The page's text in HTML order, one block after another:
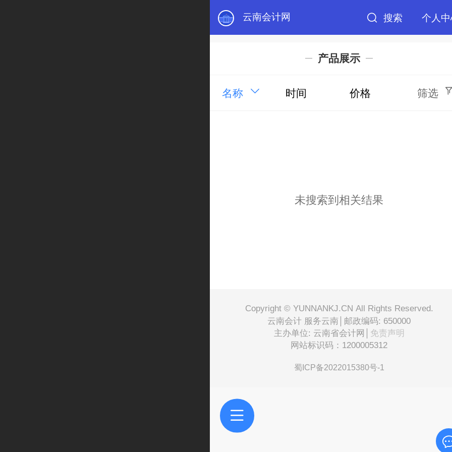
云南会计网 搜索 个人
产品展示
名称 时间 价格 筛选
未搜索到相关结果
Copyright © YUNNANKJ.CN All Rights Reserved.
云南会计 服务云南│邮政编码: 650000
主办单位: 云南省会计网│ 免责声明
网站标识码：1200005312
蜀ICP备2022015380号-1